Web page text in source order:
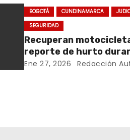
BOGOTÁ CUNDINAMARCA
SEGURIDAD
Recuperan
reporte de hurto
operativo de
Ene 27, 2026 Redacción